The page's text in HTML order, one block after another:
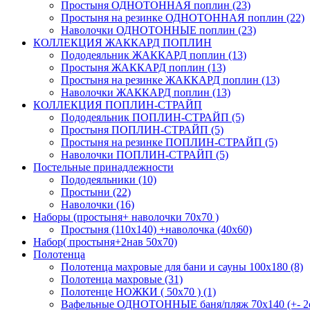
Простыня ОДНОТОННАЯ поплин (23)
Простыня на резинке ОДНОТОННАЯ поплин (22)
Наволочки ОДНОТОННЫЕ поплин (23)
КОЛЛЕКЦИЯ ЖАККАРД ПОПЛИН
Пододеяльник ЖАККАРД поплин (13)
Простыня ЖАККАРД поплин (13)
Простыня на резинке ЖАККАРД поплин (13)
Наволочки ЖАККАРД поплин (13)
КОЛЛЕКЦИЯ ПОПЛИН-СТРАЙП
Пододеяльник ПОПЛИН-СТРАЙП (5)
Простыня ПОПЛИН-СТРАЙП (5)
Простыня на резинке ПОПЛИН-СТРАЙП (5)
Наволочки ПОПЛИН-СТРАЙП (5)
Постельные принадлежности
Пододеяльники (10)
Простыни (22)
Наволочки (16)
Наборы (простыня+ наволочки 70х70 )
Простыня (110х140) +наволочка (40х60)
Набор( простыня+2нав 50х70)
Полотенца
Полотенца махровые для бани и сауны 100х180 (8)
Полотенца махровые (31)
Полотенце НОЖКИ ( 50х70 ) (1)
Вафельные ОДНОТОННЫЕ баня/пляж 70х140 (+-